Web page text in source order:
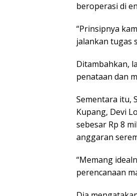
beroperasi di
“Prinsipnya
jalankan tugas
Ditambahkan,
penataan dan
Sementara itu,
Kupang, Devi
sebesar Rp 8
anggaran
“Memang
perencanaan